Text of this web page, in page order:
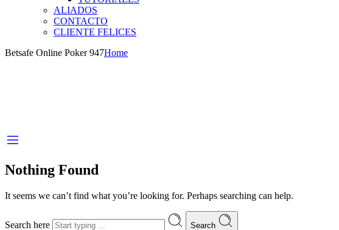
ALIADOS
CONTACTO
CLIENTE FELICES
Betsafe Online Poker 947Home
Nothing Found
It seems we can’t find what you’re looking for. Perhaps searching can help.
Search here Search